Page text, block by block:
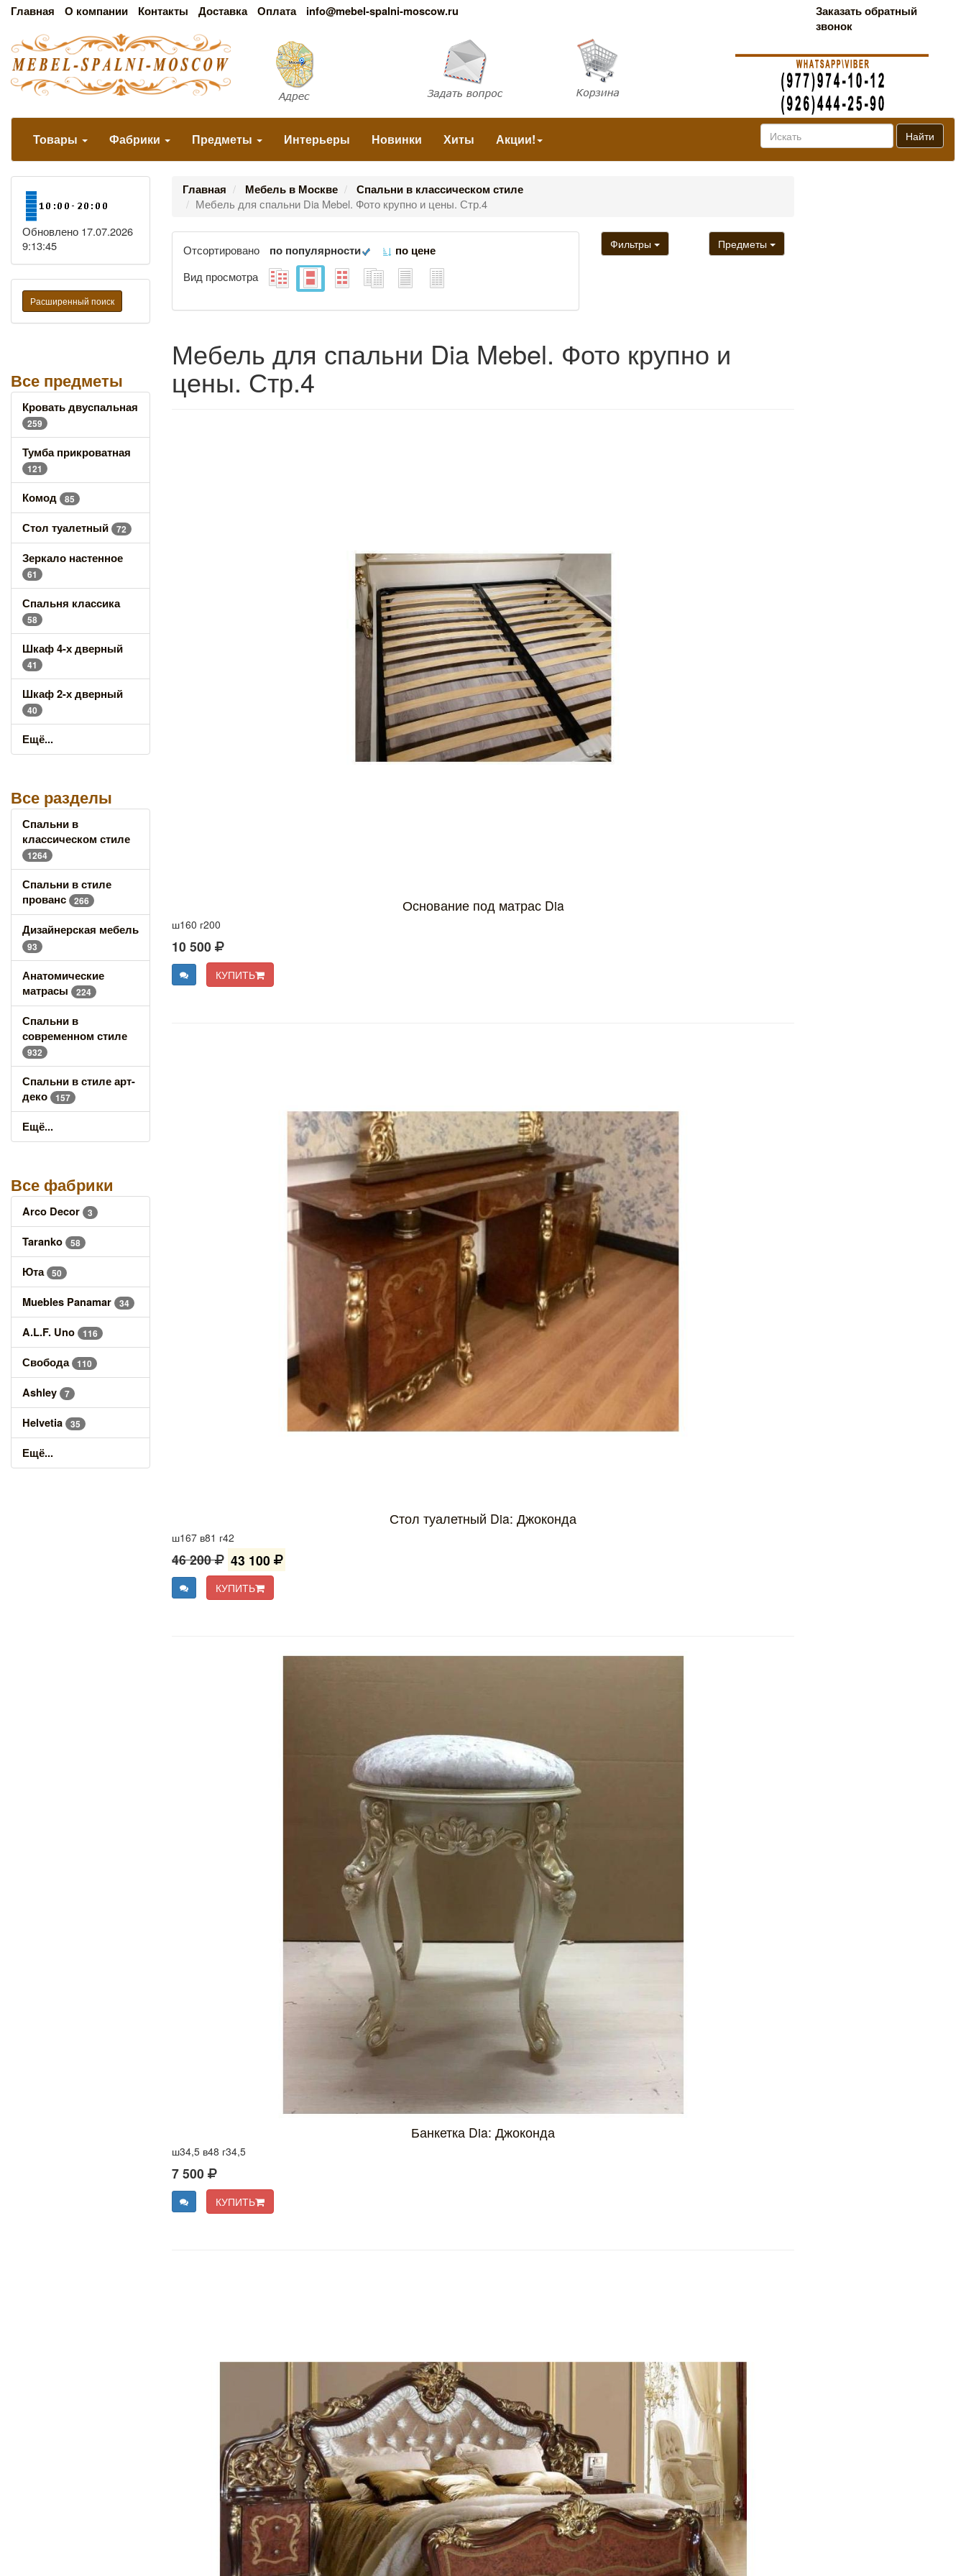
Главная О компании Контакты Доставка Оплата info@mebel-spalni-moscow.ru
Заказать обратный
звонок
Товары Фабрики Предметы Интерьеры Новинки Хиты Акции! Найти
Обновлено 17.07.2026
9:13:45
Расширенный поиск
Все предметы
Кровать двуспальная
259
Тумба прикроватная
121
Комод 85
Стол туалетный 72
Зеркало настенное
61
Спальня классика
58
Шкаф 4-х дверный
41
Шкаф 2-х дверный
40
Ещё...
Все разделы
Спальни в
классическом стиле
1264
Спальни в стиле
прованс
266
Дизайнерская мебель
93
Анатомические
матрасы
224
Спальни в
современном стиле
932
Спальни в стиле арт-
деко
157
Ещё...
Все фабрики
Arco Decor 3
Taranko 58
Юта 50
Muebles Panamar 34
A.L.F. Uno 116
Свобода 110
Ashley 7
Helvetia 35
Ещё...
Главная Мебель в Москве
Спальни в классическом стиле
Мебель для спальни Dia Mebel. Фото крупно и цены. Стр.4
Отсортировано по популярности
по цене
Вид просмотра
Фильтры Предметы
Мебель для спальни Dia Mebel. Фото крупно и
цены. Стр.4
Основание под матрас Dia
ш160 г200
10 500
КУПИТЬ
Стол туалетный Dia: Джоконда
ш167 в81 г42
46 200 43 100
КУПИТЬ
Банкетка Dia: Джоконда
ш34,5 в48 г34,5
7 500
КУПИТЬ